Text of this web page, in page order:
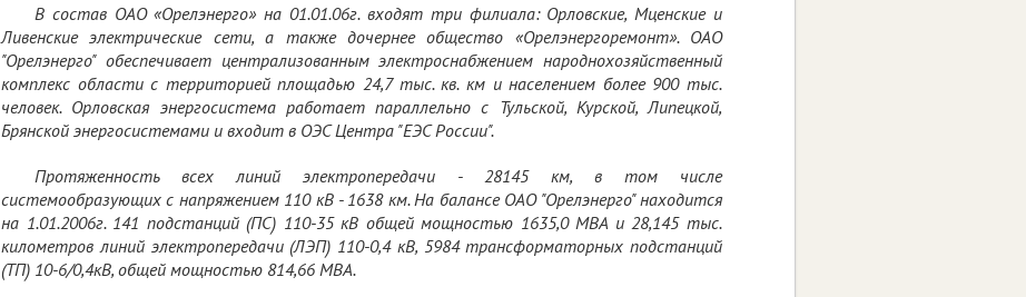
В состав ОАО «Орелэнерго» на 01.01.06г. входят три филиала: Орловские, Мценские и
Ливенские электрические сети, а также дочернее общество «Орелэнергоремонт». ОАО
"Орелэнерго" обеспечивает централизованным электроснабжением народнохозяйственный
комплекс области с территорией площадью 24,7 тыс. кв. км и населением более 900 тыс.
человек. Орловская энергосистема работает параллельно с Тульской, Курской, Липецкой,
Брянской энергосистемами и входит в ОЭС Центра "ЕЭС России".
Протяженность всех линий электропередачи - 28145 км, в том числе
системообразующих с напряжением 110 кВ - 1638 км. На балансе ОАО "Орелэнерго" находится
на 1.01.2006г. 141 подстанций (ПС) 110-35 кВ общей мощностью 1635,0 МВА и 28,145 тыс.
километров линий электропередачи (ЛЭП) 110-0,4 кВ, 5984 трансформаторных подстанций
(ТП) 10-6/0,4кВ, общей мощностью 814,66 МВА.